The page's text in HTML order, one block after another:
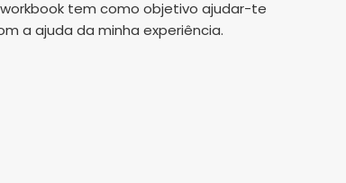
tem como objetivo ajudar-te
a ajuda da minha experiência.